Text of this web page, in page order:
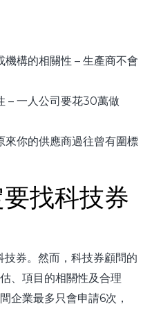
構的相關性 – 生產商不會
– 一人公司要花30萬做
來你的供應商過往曾有圍標
找科技券
券。然而，科技券顧問的
、項目的相關性及合理
企業最多只會申請6次，